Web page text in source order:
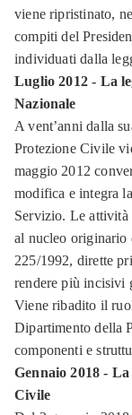
viene ripristinato,
compiti del
individuati dalla
Luglio 2012 - La
Nazionale
A vent’anni dalla
Protezione Civile
maggio 2012
modifica e integra
Servizio. Le
al nucleo originario
225/1992, dirette
rendere più incisivi
Viene ribadito il
Dipartimento della
componenti e
Gennaio 2018 -
Civile